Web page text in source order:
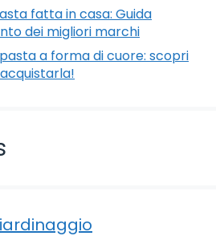
fatta in casa: Guida
dei migliori marchi
a forma di cuore: scopri